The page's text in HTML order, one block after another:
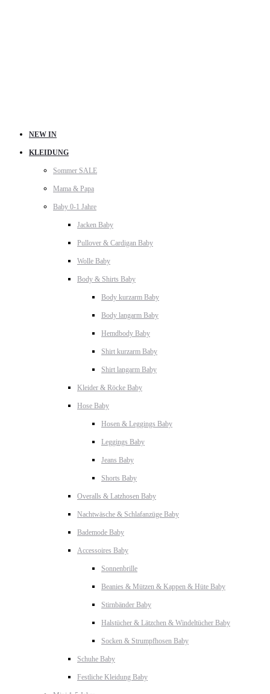
NEW IN
KLEIDUNG
Sommer SALE
Mama & Papa
Baby 0-1 Jahre
Jacken Baby
Pullover & Cardigan Baby
Wolle Baby
Body & Shirts Baby
Body kurzarm Baby
Body langarm Baby
Hemdbody Baby
Shirt kurzarm Baby
Shirt langarm Baby
Kleider & Röcke Baby
Hose Baby
Hosen & Leggings Baby
Leggings Baby
Jeans Baby
Shorts Baby
Overalls & Latzhosen Baby
Nachtwäsche & Schlafanzüge Baby
Bademode Baby
Accessoires Baby
Sonnenbrille
Beanies & Mützen & Kappen & Hüte Baby
Stirnbänder Baby
Halstücher & Lätzchen & Windeltücher Baby
Socken & Strumpfhosen Baby
Schuhe Baby
Festliche Kleidung Baby